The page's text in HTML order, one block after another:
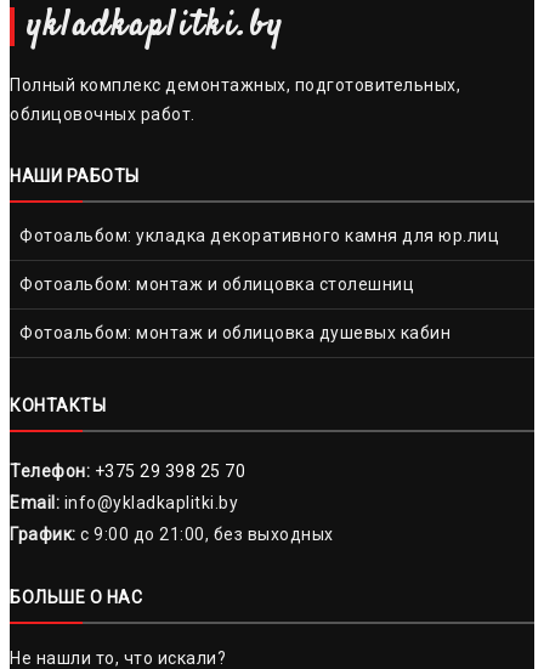
ykladkaplitki.by
Полный комплекс демонтажных, подготовительных,
облицовочных работ.
НАШИ РАБОТЫ
Фотоальбом: укладка декоративного камня для юр.лиц
Фотоальбом: монтаж и облицовка столешниц
Фотоальбом: монтаж и облицовка душевых кабин
КОНТАКТЫ
Телефон: +375 29 398 25 70
Email: info@ykladkaplitki.by
График: с 9:00 до 21:00, без выходных
БОЛЬШЕ О НАС
Не нашли то, что искали?